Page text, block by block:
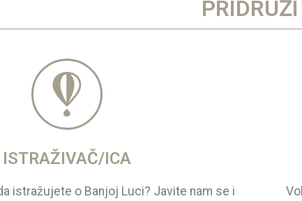
ISTRAŽIVAČ/ICA
istražujete o Banjoj Luci? Javite nam se i